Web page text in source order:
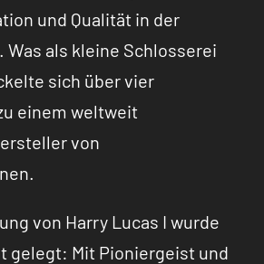
und Qualität in der
als kleine Schlosserei
sich über vier
einem weltweit
von
von Harry Lucas I wurde
gelegt: Mit Pioniergeist und